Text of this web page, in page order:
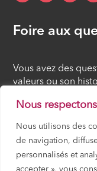
Nous
Nous utilisons des
de navigation,
personnalisés et
accepter », vous
Foire aux
Vous avez des
valeurs ou son
réponses
à tous, croyants
FOIRE AUX